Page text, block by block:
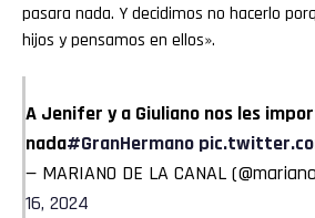
pasara nada. Y decidimos no hacerlo
hijos y pensamos en ellos».
A Jenifer y a Giuliano nos les
nada#GranHermano
— MARIANO DE LA CANAL
16, 2024